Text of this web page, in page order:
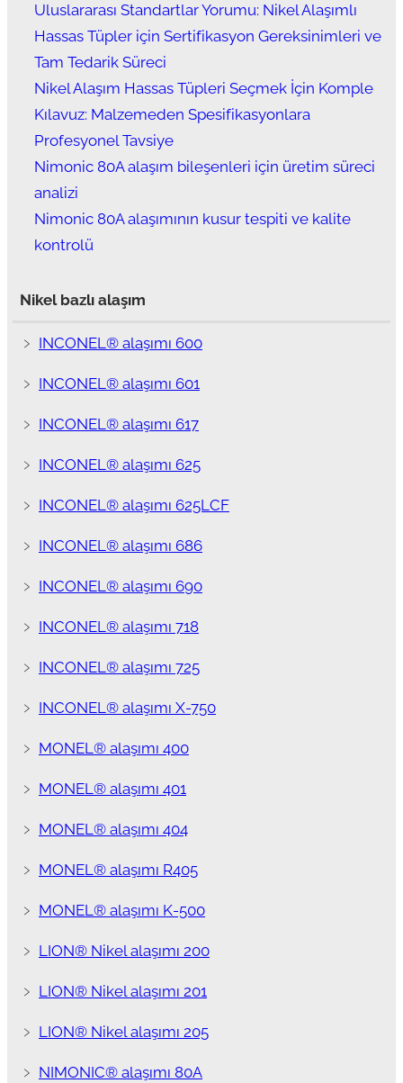
Uluslararası Standartlar Yorumu: Nikel Alaşımlı
Hassas Tüpler için Sertifikasyon Gereksinimleri ve
Tam Tedarik Süreci
Nikel Alaşım Hassas Tüpleri Seçmek İçin Komple
Kılavuz: Malzemeden Spesifikasyonlara
Profesyonel Tavsiye
Nimonic 80A alaşım bileşenleri için üretim süreci
analizi
Nimonic 80A alaşımının kusur tespiti ve kalite
kontrolü
Nikel bazlı alaşım
﹥ INCONEL® alaşımı 600
﹥ INCONEL® alaşımı 601
﹥ INCONEL® alaşımı 617
﹥ INCONEL® alaşımı 625
﹥ INCONEL® alaşımı 625LCF
﹥ INCONEL® alaşımı 686
﹥ INCONEL® alaşımı 690
﹥ INCONEL® alaşımı 718
﹥ INCONEL® alaşımı 725
﹥ INCONEL® alaşımı X-750
﹥ MONEL® alaşımı 400
﹥ MONEL® alaşımı 401
﹥ MONEL® alaşımı 404
﹥ MONEL® alaşımı R405
﹥ MONEL® alaşımı K-500
﹥ LION® Nikel alaşımı 200
﹥ LION® Nikel alaşımı 201
﹥ LION® Nikel alaşımı 205
﹥ NIMONIC® alaşımı 80A